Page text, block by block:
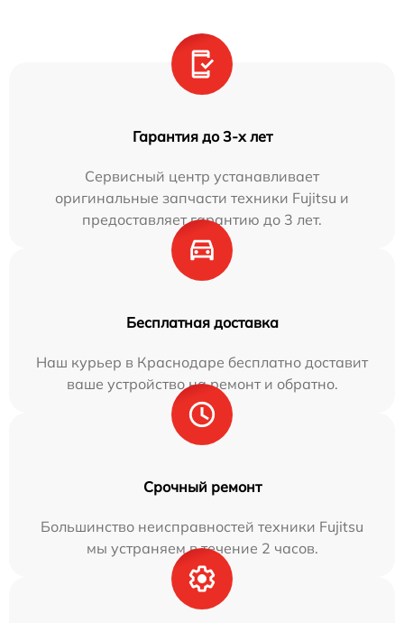
Гарантия до 3-х лет
Сервисный центр устанавливает
оригинальные запчасти техники Fujitsu и
предоставляет гарантию до 3 лет.
Бесплатная доставка
Наш курьер в Краснодаре бесплатно доставит
ваше устройство на ремонт и обратно.
Срочный ремонт
Большинство неисправностей техники Fujitsu
мы устраняем в течение 2 часов.